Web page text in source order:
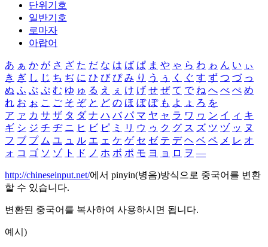
단위기호
일반기호
로마자
아랍어
あ ぁ か が さ ざ た だ な は ば ぱ ま や ゃ ら わ ゎ ん い ぃ
き ぎ し じ ち ぢ に ひ び ぴ み り う ぅ く ぐ す ず つ づ っ
ぬ ふ ぶ ぷ む ゆ ゅ る え ぇ け げ せ ぜ て で ね へ べ ぺ め
れ お ぉ こ ご そ ぞ と ど の ほ ぼ ぽ も よ ょ ろ を
ア ァ カ サ ザ タ ダ ナ ハ バ パ マ ヤ ャ ラ ワ ヮ ン イ ィ キ
ギ シ ジ チ ヂ ニ ヒ ビ ピ ミ リ ウ ゥ ク グ ス ズ ツ ヅ ッ ヌ
フ ブ プ ム ユ ュ ル エ ェ ケ ゲ セ ゼ テ デ ヘ ベ ペ メ レ オ
ォ コ ゴ ソ ゾ ト ド ノ ホ ボ ポ モ ヨ ョ ロ ヲ ―
http://chineseinput.net/에서 pinyin(병음)방식으로 중국어를 변환
할 수 있습니다.
변환된 중국어를 복사하여 사용하시면 됩니다.
예시)